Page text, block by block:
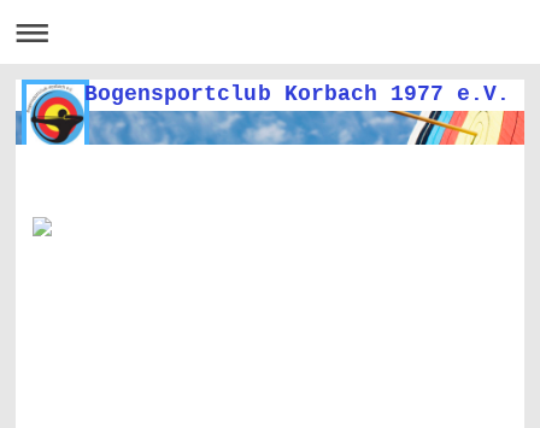
Bogensportclub Korbach 1977 e.V.